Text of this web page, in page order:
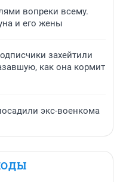
вопреки всему.
и его жены
захейтили
как она кормит
экс-военкома